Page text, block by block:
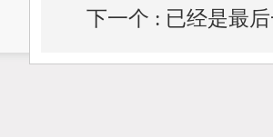
下一个 : 已经是最